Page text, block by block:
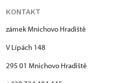
KONTAKT
zámek Mnichovo Hradiště
V Lípách 148
295 01 Mnichovo Hradiště